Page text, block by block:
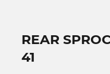
REAR
41